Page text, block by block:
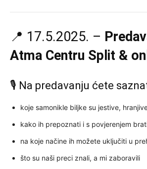
📍 17.5.2025. –
Atma Centru Split &
🎙 Na predavanju ćete
koje samonikle biljke su jestive,
kako ih prepoznati i s povjerenjem
na koje načine ih možete uključiti u
što su naši preci znali, a mi zaboravili